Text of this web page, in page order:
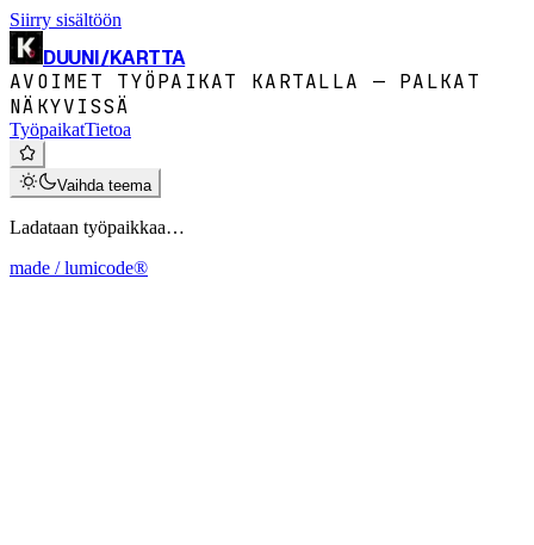
Siirry sisältöön
DUUNI/KARTTA
AVOIMET TYÖPAIKAT KARTALLA — PALKAT
NÄKYVISSÄ
TyöpaikatTietoa
Vaihda teema
Ladataan työpaikkaa…
made / lumicode®